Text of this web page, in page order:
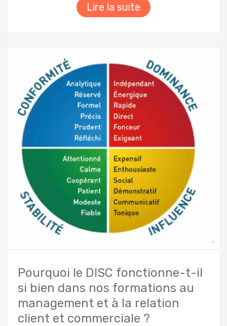
Lire la suite
Pourquoi le DISC fonctionne-t-il
si bien dans nos formations au
management et à la relation
client et commerciale ?